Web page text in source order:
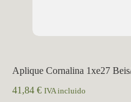
Aplique Cornalina 1xe27
41,84 € IVA incluido